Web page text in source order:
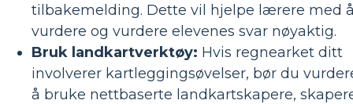
tilbakemelding. Dette vil hjelpe lærere med
vurdere og vurdere elevenes svar nøyaktig.
Bruk landkartverktøy: Hvis regnearket ditt
involverer kartleggingsøvelser, bør du
å bruke nettbaserte landkartskapere,